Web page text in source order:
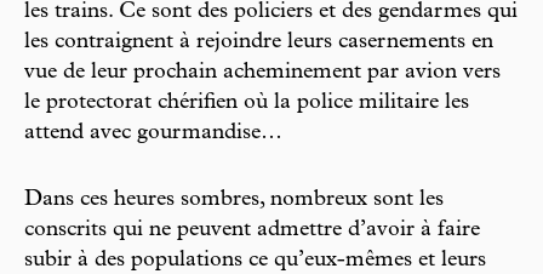
les trains. Ce sont des policiers et des gendarmes qui
les contraignent à rejoindre leurs casernements en
vue de leur prochain acheminement par avion vers
le protectorat chérifien où la police militaire les
attend avec gourmandise…
Dans ces heures sombres, nombreux sont les
conscrits qui ne peuvent admettre d’avoir à faire
subir à des populations ce qu’eux-mêmes et leurs